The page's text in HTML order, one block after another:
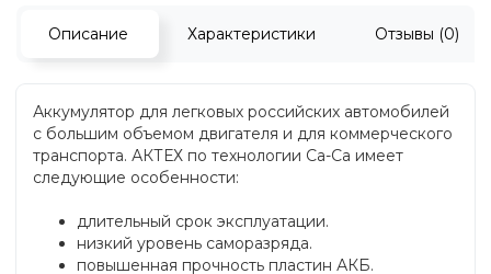
Описание Характеристики Отзывы (0)
Аккумулятор для легковых российских автомобилей
с большим объемом двигателя и для коммерческого
транспорта. АКТЕХ по технологии Ca-Ca имеет
следующие особенности:
длительный срок эксплуатации.
низкий уровень саморазряда.
повышенная прочность пластин АКБ.